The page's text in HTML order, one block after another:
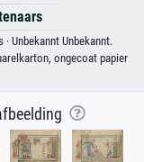
Unbekannt Unbekannt.
ongecoat papier